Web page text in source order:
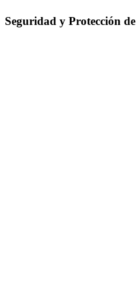
Seguridad y Protección